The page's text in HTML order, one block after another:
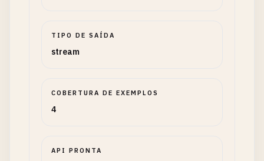
TIPO DE SAÍDA
stream
COBERTURA DE EXEMPLOS
4
API PRONTA